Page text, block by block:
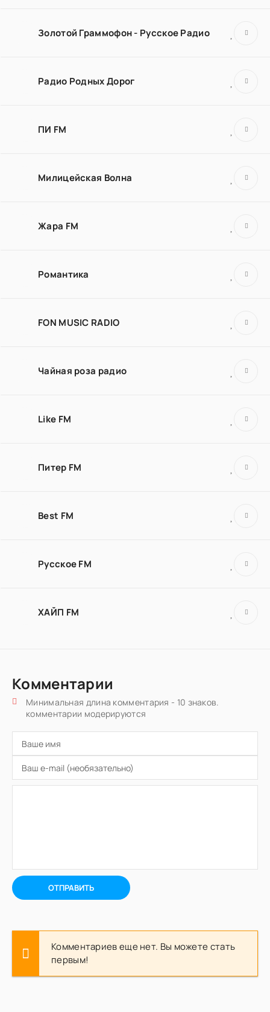
Золотой Граммофон - Русское Радио
Радио Родных Дорог
ПИ FM
Милицейская Волна
Жара FM
Романтика
FON MUSIC RADIO
Чайная роза радио
Like FM
Питер FM
Best FM
Русское FM
ХАЙП FM
Комментарии
Минимальная длина комментария - 10 знаков.
комментарии модерируются
ОТПРАВИТЬ
Комментариев еще нет. Вы можете стать
первым!